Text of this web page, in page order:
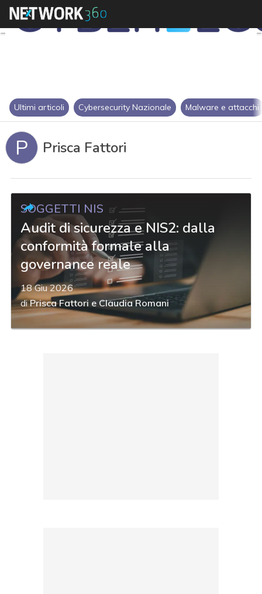
Ultimi articoli Cybersecurity Nazionale Malware e attacchi
P Prisca Fattori
SOGGETTI NIS
Audit di sicurezza e NIS2: dalla
conformità formale alla
governance reale
18 Giu 2026
diPrisca Fattori e Claudia Romani